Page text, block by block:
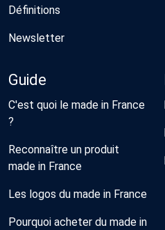
Définitions
Newsletter
Guide
C'est quoi le made in France
?
Reconnaître un produit
made in France
Les logos du made in France
Pourquoi acheter du made in